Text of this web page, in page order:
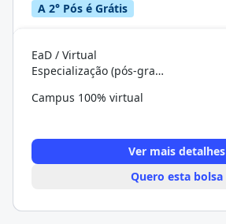
A 2° Pós é Grátis
EaD / Virtual
Especialização (pós-graduação)
Campus 100% virtual
Ver mais detalhes
Quero esta bolsa